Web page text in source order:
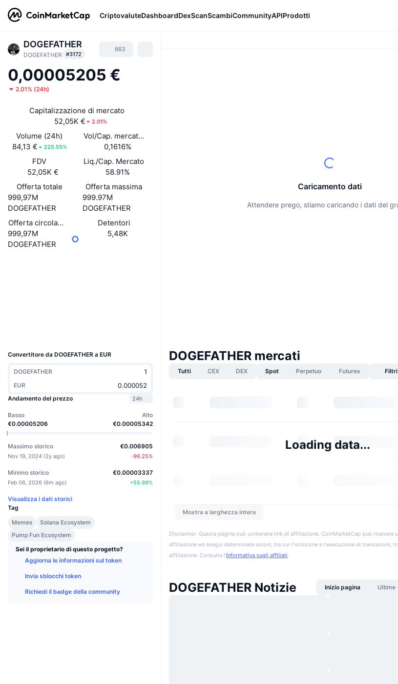
CriptovaluteDashboardDexScanScambiCommunityAPIProdotti
DOGEFATHER
DOGEFATHER #3172
663
0,00005205 €
2.01% (24h)
Capitalizzazione di mercato
52,05K €
2.01%
Volume (24h)
84,13 €
225.55%
Vol/Cap. mercato (24h)
0,1616%
FDV
52,05K €
Liq./Cap. Mercato
58.91%
Offerta totale
999,97M
DOGEFATHER
Offerta massima
999.97M
DOGEFATHER
Offerta circolante
999,97M
DOGEFATHER
Detentori
5,48K
Convertitore da DOGEFATHER a EUR
DOGEFATHER
EUR
Andamento del prezzo
24h
Basso
€0.00005206
Alto
€0.00005342
Massimo storico
Nov 19, 2024 (2y ago)
€0.006905
-99.25%
Minimo storico
Feb 06, 2026 (6m ago)
€0.00003337
+55.99%
Visualizza i dati storici
Tag
Memes
Solana Ecosystem
Pump Fun Ecosystem
Sei il proprietario di questo progetto?
Aggiorna le informazioni sul token
Invia sblocchi token
Richiedi il badge della community
Caricamento dati
Attendere prego, stiamo caricando i dati del
DOGEFATHER mercati
Tutti CEX DEX Spot Perpetuo Futures Filtri
Loading data...
Mostra a larghezza intera
Disclaimer: Questa pagina può contenere link di affiliazione. CoinMarketCap può ricevere
affiliazione ed esegui determinate azioni, tra cui l'iscrizione e l'esecuzione di transazioni,
affiliazione. Consulta l'Informativa sugli affiliati.
DOGEFATHER Notizie Inizio pagina Ultime